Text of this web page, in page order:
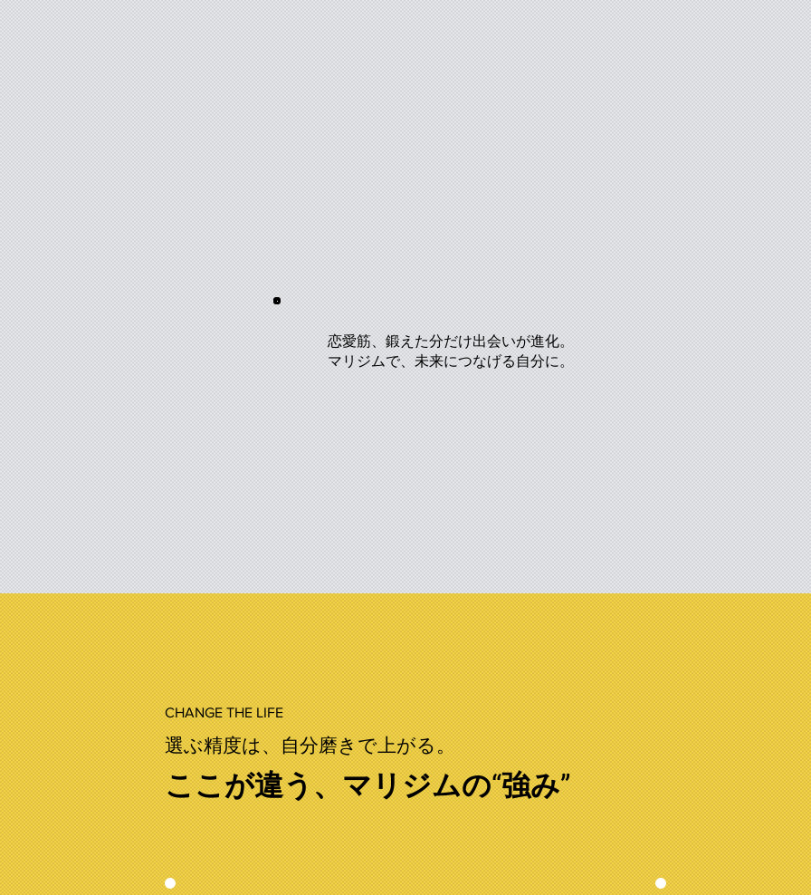
恋愛筋、鍛えた分だけ出会いが進化。
マリジムで、未来につなげる自分に。
CHANGE THE LIFE
選ぶ精度は、自分磨きで上がる。
ここが違う、マリジムの“強み”